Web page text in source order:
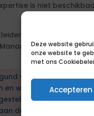
Deze website
onze website te
met ons
Accepteren
is niet
of projectmanager
Team
via een
wensen
eisen. Daarnaast
de wensen.